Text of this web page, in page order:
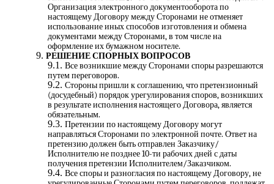
Организация электронного документооборота по
настоящему Договору между Сторонами не отменяет
использование иных способов изготовления и обмена
документами между Сторонами, в том числе на
оформление их бумажном носителе.
РЕШЕНИЕ СПОРНЫХ ВОПРОСОВ
Все возникшие между Сторонами споры разрешаются
путем переговоров.
Стороны пришли к соглашению, что претензионный
(досудебный) порядок урегулирования споров, возникших
в результате исполнения настоящего Договора, является
обязательным.
Претензии по настоящему Договору могут
направляться Сторонами по электронной почте. Ответ на
претензию должен быть отправлен Заказчику/
Исполнителю не позднее 10-ти рабочих дней с даты
получения претензии Исполнителем/Заказчиком.
Все споры и разногласия по настоящему Договору, не